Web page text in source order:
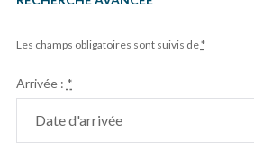
Les champs obligatoires sont suivis de*
Arrivée : *